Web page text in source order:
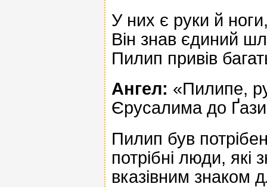
У них є руки й
Він знав єдиний
Пилип привів
Ангел: «Пилипе,
Єрусалима до
Пилип був
потрібні люди,
вказівним знаком